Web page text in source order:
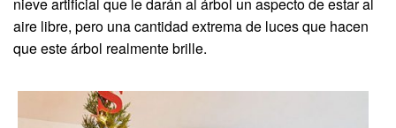
aire libre, pero una cantidad extrema de luces que hacen
que este árbol realmente brille.